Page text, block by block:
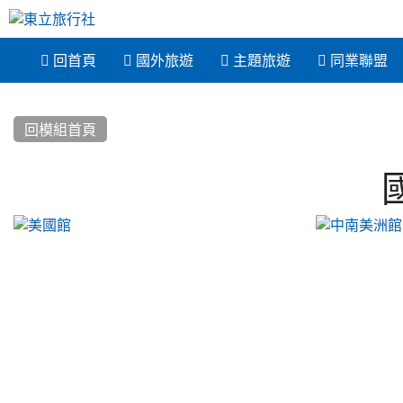
 回首頁 國外旅遊 主題旅遊 同業聯盟
回模組首頁